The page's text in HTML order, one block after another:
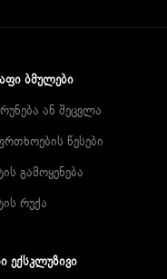
ᲑᲛᲣᲚᲔᲑᲘ
ან შეცვლა
წესები
გამოყენება
რუქა
ᲔᲥᲡᲙᲚᲣᲖᲘᲕᲘ